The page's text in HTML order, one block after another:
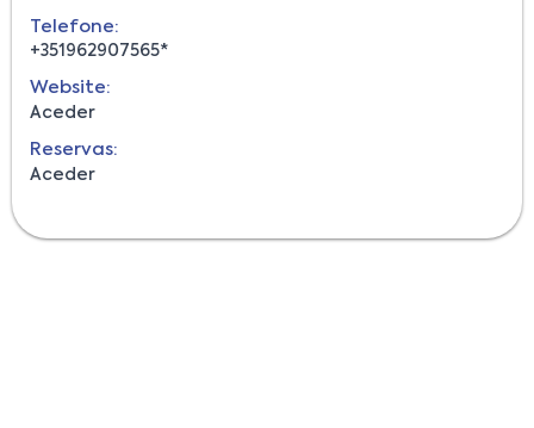
Telefone:
+351962907565*
Website:
Aceder
Reservas:
Aceder